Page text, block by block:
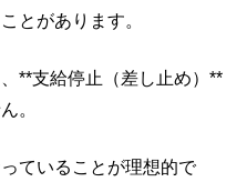
とがあります。
**支給停止（差し止め）**
。
ていることが理想的で